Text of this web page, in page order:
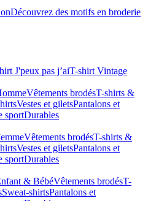
Découvrez des motifs en broderie
J'peux pas j’aiT-shirt Vintage
Vêtements brodésT-shirts &
Vestes et giletsPantalons et
sportDurables
Vêtements brodésT-shirts &
Vestes et giletsPantalons et
sportDurables
& BébéVêtements brodésT-
Sweat-shirtsPantalons et